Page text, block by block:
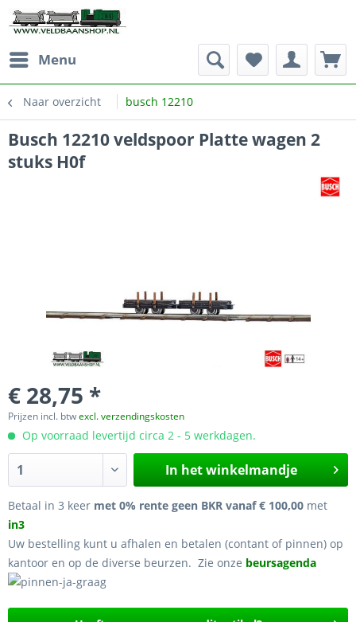
Menu
Naar overzicht busch 12210
Busch 12210 veldspoor Platte wagen 2
stuks H0f
€ 28,75 *
Prijzen incl. btwexcl. verzendingskosten
Op voorraad levertijd circa 2 - 5 werkdagen.
In het winkelmandje
Betaal in 3 keer met 0% rente geen BKR vanaf € 100,00 met
in3
Uw bestelling kunt u afhalen en betalen (contant of pinnen) op
kantoor en op de diverse beurzen. Zie onze beursagenda